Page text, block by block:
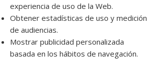
experiencia de uso de la Web.
Obtener estadísticas de uso y medición
de audiencias.
Mostrar publicidad personalizada
basada en los hábitos de navegación.